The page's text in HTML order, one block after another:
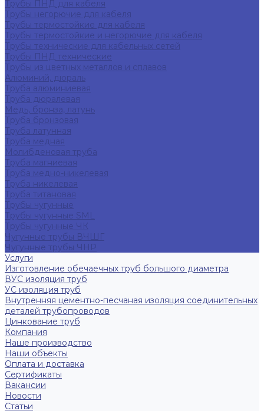
Трубы ПНД для кабеля
Трубы негорючие для кабеля
Трубы термостойкие для кабеля
Трубы термостойкие и негорючие для кабеля
Трубы технические для кабельных сетей
Трубы ПНД технические
Трубы из цветных металлов и сплавов
Алюминий, дюраль
Труба алюминиевая
Труба дюралевая
Медь, бронза, латунь
Труба бронзовая
Труба латунная
Труба медная
Молибденовая труба
Труба магниевая
Труба медно-никелевая
Труба никелевая
Труба титановая
Трубы чугунные
Трубы чугунные SML
Трубы чугунные ЧК
Чугунные трубы ВЧШГ
Чугунные трубы ЧНР
Услуги
Изготовление обечаечных труб большого диаметра
ВУС изоляция труб
УС изоляция труб
Внутренняя цементно-песчаная изоляция соединительных
деталей трубопроводов
Цинкование труб
Компания
Наше производство
Наши объекты
Оплата и доставка
Сертификаты
Вакансии
Новости
Статьи